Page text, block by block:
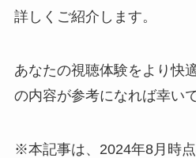
詳しくご紹介します。
あなたの視聴体験をより快
の内容が参考になれば幸いで
※本記事は、2024年8月時点